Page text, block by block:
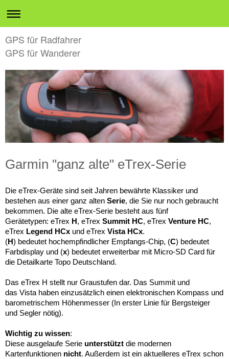
GPS für Radfahrer
GPS für Wanderer
Garmin "ganz alte" eTrex-Serie
Die eTrex-Geräte sind seit Jahren bewährte Klassiker und
bestehen aus einer ganz alten Serie, die Sie nur noch gebraucht
bekommen. Die alte eTrex-Serie besteht aus fünf
Gerätetypen: eTrex H, eTrex Summit HC, eTrex Venture HC,
eTrex Legend HCx und eTrex Vista HCx.
(H) bedeutet hochempfindlicher Empfangs-Chip, (C) bedeutet
Farbdisplay und (x) bedeutet erweiterbar mit Micro-SD Card für
die Detailkarte Topo Deutschland.
Das eTrex H stellt nur Graustufen dar. Das Summit und
das Vista haben einzusätzlich einen elektronischen Kompass und
barometrischem Höhenmesser (In erster Linie für Bergsteiger
und Segler nötig).
Wichtig zu wissen:
Diese ausgelaufe Serie unterstützt die modernen
Kartenfunktionen nicht. Außerdem ist ein aktuelleres eTrex schon